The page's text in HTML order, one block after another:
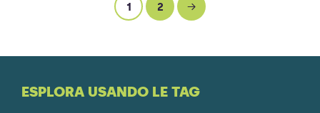
1 2 →
ESPLORA USANDO LE TAG